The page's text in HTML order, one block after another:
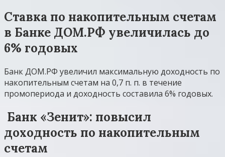
Ставка по накопительным счетам
в Банке ДОМ.РФ увеличилась до
6% годовых
Банк ДОМ.РФ увеличил максимальную доходность по
накопительным счетам на 0,7 п. п. в течение
промопериода и доходность составила 6% годовых.
​ Банк «Зенит»: повысил
доходность по накопительным
счетам